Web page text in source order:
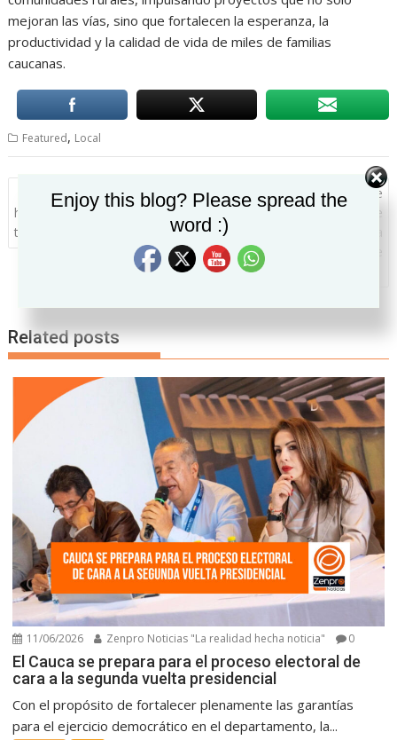
mejoran las vías, sino que fortalecen la esperanza, la
productividad y la calidad de vida de miles de familias
caucanas.
Featured, Local
Navegación
de
entradas
La Gobernación del Cauca
habilita el pago en línea para el
trámite de pasaportes.
El Departamento del cauca se
encuentra listo con su Plan de
Respuesta a Emergencias para
la jornada electoral del 31 de
Related posts
11/06/2026 Zenpro Noticias "La realidad hecha noticia" 0
El Cauca se prepara para el proceso electoral de
cara a la segunda vuelta presidencial
Con el propósito de fortalecer plenamente las garantías
para el ejercicio democrático en el departamento, la...
Enjoy this blog? Please spread the
word :)
Set Youtube Channel ID